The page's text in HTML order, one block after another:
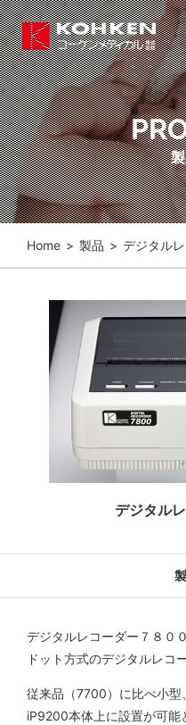
Home > 製品 > デジタル
デジタル
デジタルレコーダー７８０
ドット方式のデジタルレコ
従来品（7700）に比べ小型
iP9200本体上に設置が可能